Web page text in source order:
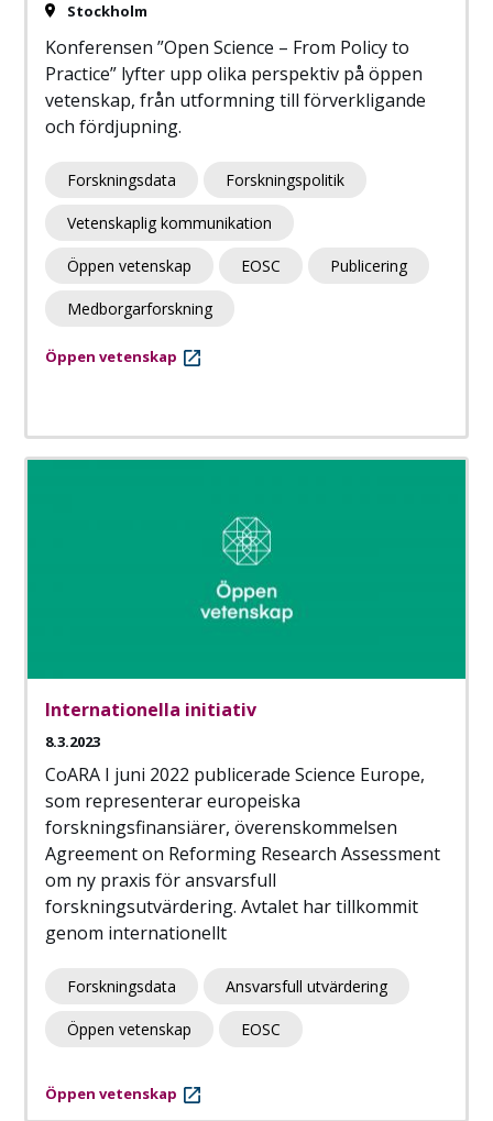
Stockholm
Konferensen ”Open Science – From Policy to
Practice” lyfter upp olika perspektiv på öppen
vetenskap, från utformning till förverkligande
och fördjupning.
Forskningsdata Forskningspolitik
Vetenskaplig kommunikation
Öppen vetenskap EOSC Publicering
Medborgarforskning
Öppen vetenskap
Internationella initiativ
8.3.2023
CoARA I juni 2022 publicerade Science Europe,
som representerar europeiska
forskningsfinansiärer, överenskommelsen
Agreement on Reforming Research Assessment
om ny praxis för ansvarsfull
forskningsutvärdering. Avtalet har tillkommit
genom internationellt
Forskningsdata Ansvarsfull utvärdering
Öppen vetenskap EOSC
Öppen vetenskap